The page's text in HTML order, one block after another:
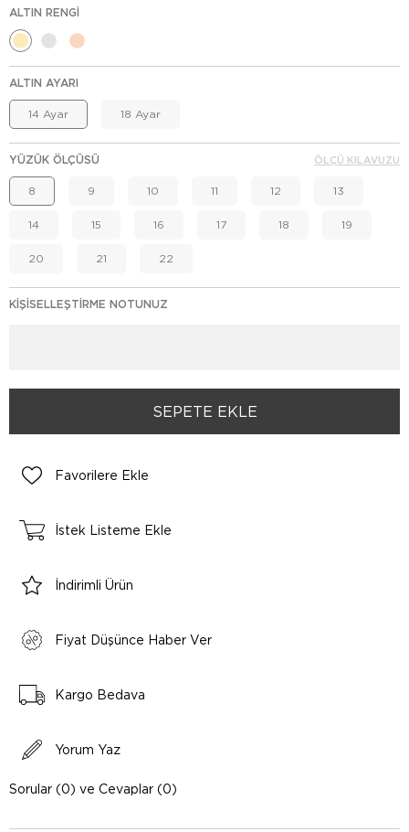
ALTIN RENGI
ALTIN AYARI
14 Ayar 18 Ayar
YÜZÜK ÖLÇÜSÜ
8 9 10 11 12 13
14 15 16 17 18 19
20 21 22
ÖLÇÜ KILAVUZU
KIŞISELLEŞTIRME NOTUNUZ
Favorilere Ekle
İstek Listeme Ekle
İndirimli Ürün
Fiyat Düşünce Haber Ver
Kargo Bedava
Yorum Yaz
Sorular (0) ve Cevaplar (0)